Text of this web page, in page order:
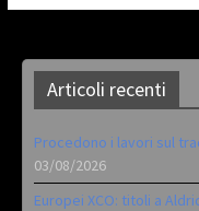
Articoli recenti
Procedono i lavori sul
03/08/2026
Europei XCO: titoli a